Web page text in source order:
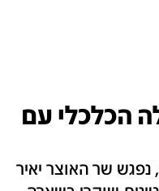
הכלכלי עם
שר האוצר יאיר